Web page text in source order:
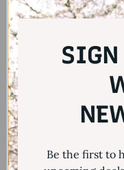
Mali (USD $)
Martinique
$)
SIGN
Be the first to